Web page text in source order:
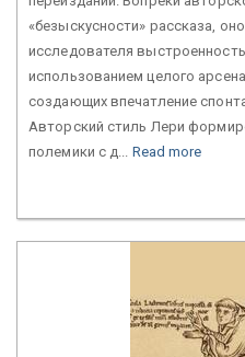
«безыскусности» рассказа,
исследователя
использованием целого
создающих впечатление
Авторский стиль Лери
полемики с д... Read more